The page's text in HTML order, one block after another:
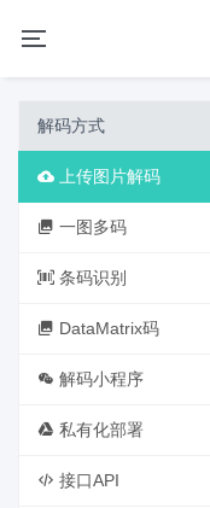
解码方式
上传图片解码
一图多码
条码识别
DataMatrix码
解码小程序
私有化部署
接口API